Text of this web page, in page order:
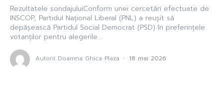
Rezultatele sondajuluiConform unei cercetări efectuate de
INSCOP, Partidul Național Liberal (PNL) a reușit să
depășească Partidul Social Democrat (PSD) în preferințele
votanților pentru alegerile...
Autorii Doamna Ghica Plaza - 18 mai 2026